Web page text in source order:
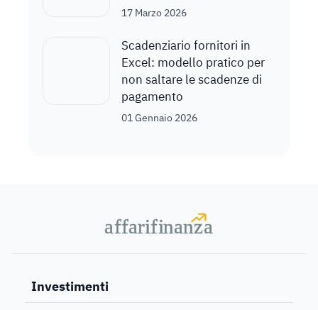
17 Marzo 2026
Scadenziario fornitori in
Excel: modello pratico per
non saltare le scadenze di
pagamento
01 Gennaio 2026
affarifinanza
affarifinanza
Investimenti